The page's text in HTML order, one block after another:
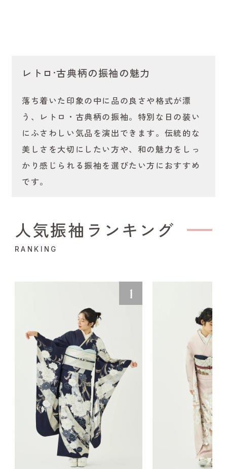
レトロ·古典柄の振袖の魅力
落ち着いた印象の中に品の良さや格式が漂
う、レトロ・古典柄の振袖。特別な日の装い
にふさわしい気品を演出できます。伝統的な
美しさを大切にしたい方や、和の魅力をしっ
かり感じられる振袖を選びたい方におすすめ
です。
人気振袖ランキング
RANKING